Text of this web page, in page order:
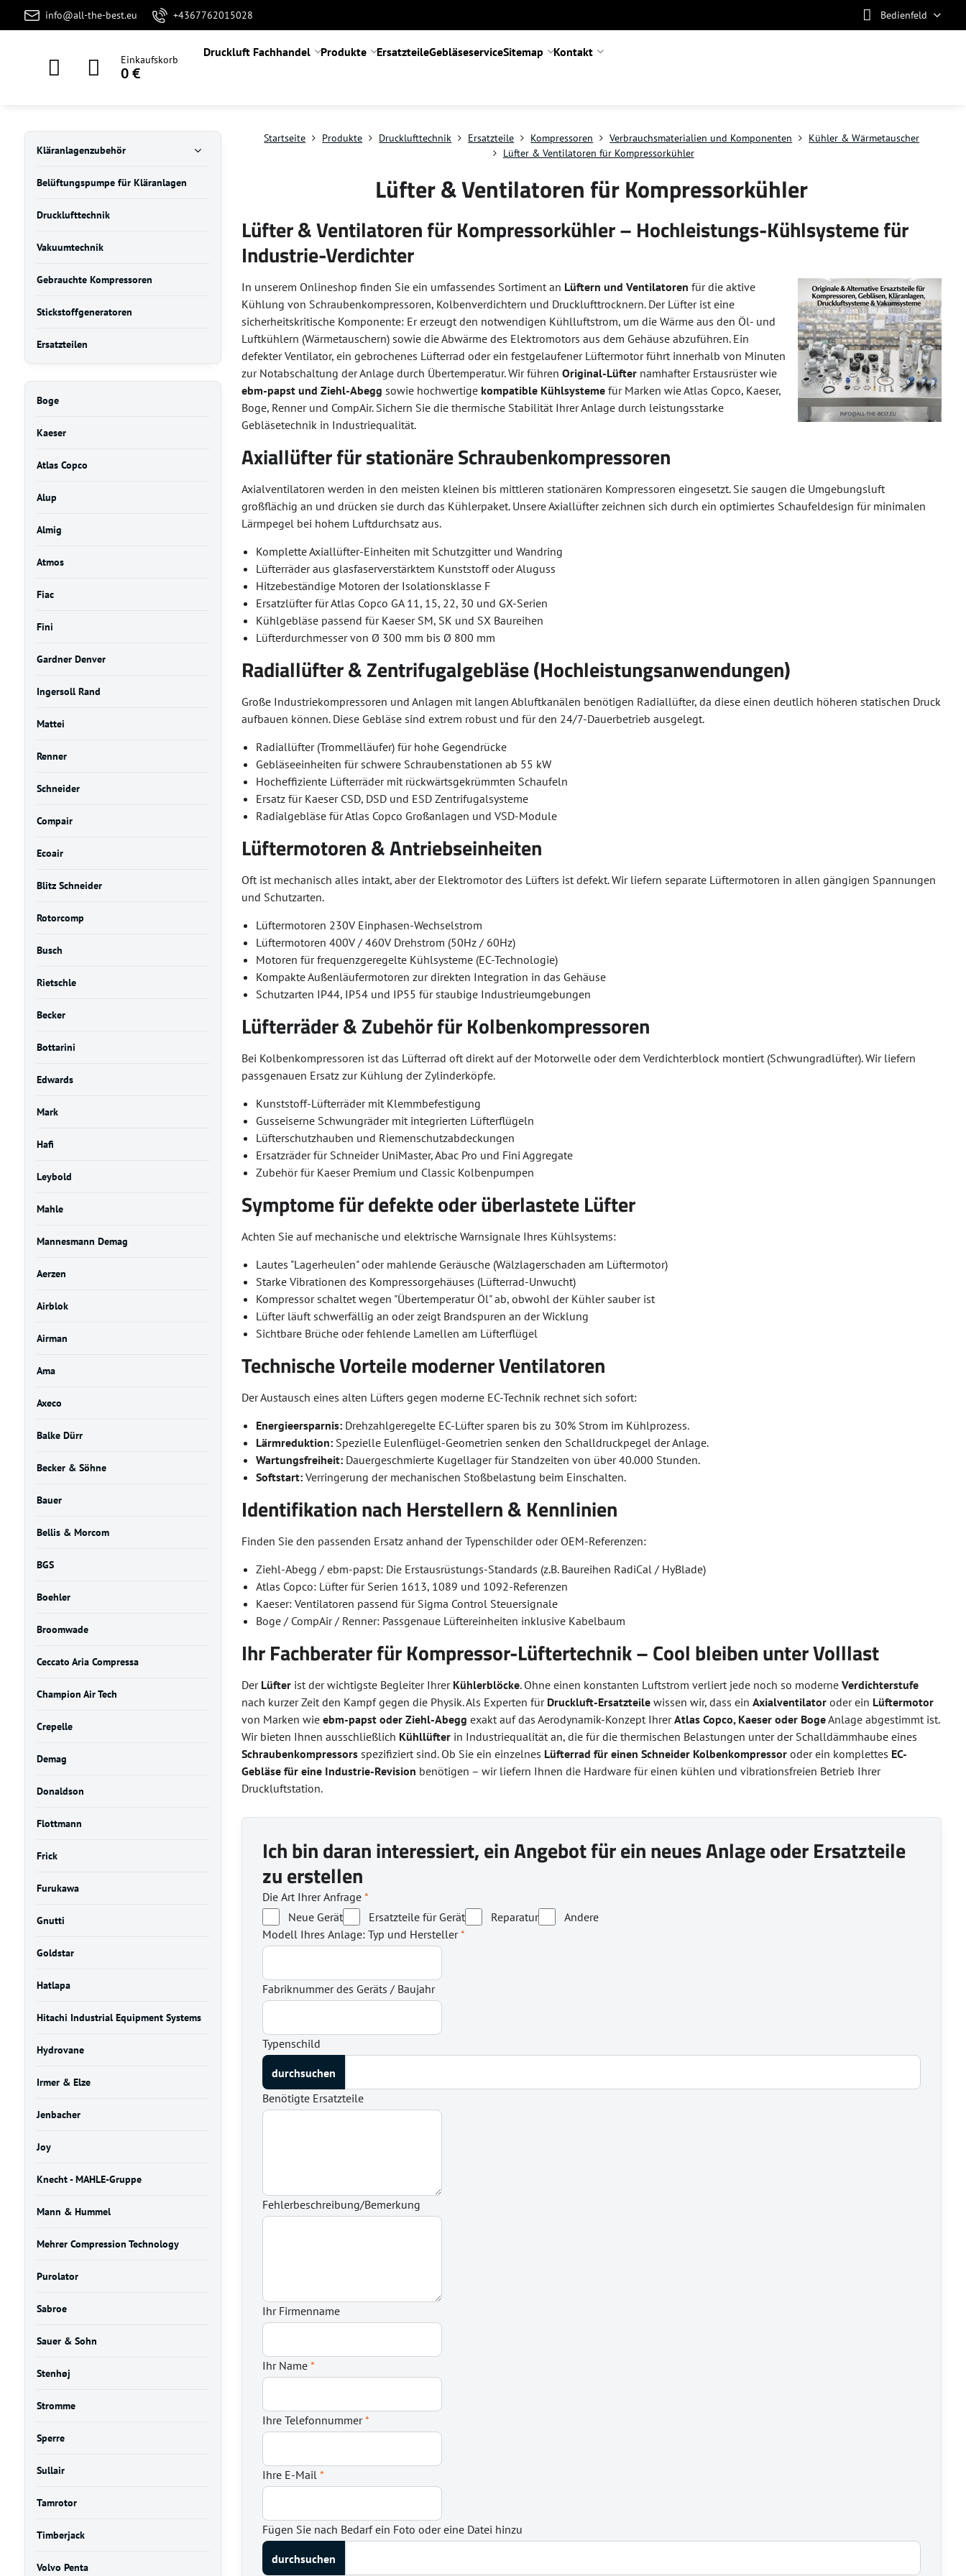
info@all-the-best.eu +4367762015028 Bedienfeld
Einkaufskorb
0 €
Druckluft Fachhandel Produkte ErsatzteileGebläseserviceSitemap Kontakt
Startseite Produkte Drucklufttechnik Ersatzteile Kompressoren Verbrauchsmaterialien und Komponenten
Kühler & Wärmetauscher
Lüfter & Ventilatoren für Kompressorkühler
Lüfter & Ventilatoren für Kompressorkühler
Lüfter & Ventilatoren für Kompressorkühler – Hochleistungs-Kühlsysteme für
Industrie-Verdichter
In unserem Onlineshop finden Sie ein umfassendes Sortiment an Lüftern und Ventilatoren für die aktive
Kühlung von Schraubenkompressoren, Kolbenverdichtern und Drucklufttrocknern. Der Lüfter ist eine
sicherheitskritische Komponente: Er erzeugt den notwendigen Kühlluftstrom, um die Wärme aus den Öl- und
Luftkühlern (Wärmetauschern) sowie die Abwärme des Elektromotors aus dem Gehäuse abzuführen. Ein
defekter Ventilator, ein gebrochenes Lüfterrad oder ein festgelaufener Lüftermotor führt innerhalb von Minuten
zur Notabschaltung der Anlage durch Übertemperatur. Wir führenOriginal-Lüfter namhafter Erstausrüster wie
ebm-papst und Ziehl-Abegg sowie hochwertige kompatible Kühlsysteme für Marken wie Atlas Copco, Kaeser,
Boge, Renner und CompAir. Sichern Sie die thermische Stabilität Ihrer Anlage durch leistungsstarke
Gebläsetechnik in Industriequalität.
Axiallüfter für stationäre Schraubenkompressoren
Axialventilatoren werden in den meisten kleinen bis mittleren stationären Kompressoren eingesetzt. Sie saugen die Umgebungsluft
großflächig an und drücken sie durch das Kühlerpaket. Unsere Axiallüfter zeichnen sich durch ein optimiertes Schaufeldesign für minimalen
Lärmpegel bei hohem Luftdurchsatz aus.
Komplette Axiallüfter-Einheiten mit Schutzgitter und Wandring
Lüfterräder aus glasfaserverstärktem Kunststoff oder Aluguss
Hitzebeständige Motoren der Isolationsklasse F
Ersatzlüfter für Atlas Copco GA 11, 15, 22, 30 und GX-Serien
Kühlgebläse passend für Kaeser SM, SK und SX Baureihen
Lüfterdurchmesser von Ø 300 mm bis Ø 800 mm
Radiallüfter & Zentrifugalgebläse (Hochleistungsanwendungen)
Große Industriekompressoren und Anlagen mit langen Abluftkanälen benötigen Radiallüfter, da diese einen deutlich höheren statischen Druck
aufbauen können. Diese Gebläse sind extrem robust und für den 24/7-Dauerbetrieb ausgelegt.
Radiallüfter (Trommelläufer) für hohe Gegendrücke
Gebläseeinheiten für schwere Schraubenstationen ab 55 kW
Hocheffiziente Lüfterräder mit rückwärtsgekrümmten Schaufeln
Ersatz für Kaeser CSD, DSD und ESD Zentrifugalsysteme
Radialgebläse für Atlas Copco Großanlagen und VSD-Module
Lüftermotoren & Antriebseinheiten
Oft ist mechanisch alles intakt, aber der Elektromotor des Lüfters ist defekt. Wir liefern separate Lüftermotoren in allen gängigen Spannungen
und Schutzarten.
Lüftermotoren 230V Einphasen-Wechselstrom
Lüftermotoren 400V / 460V Drehstrom (50Hz / 60Hz)
Motoren für frequenzgeregelte Kühlsysteme (EC-Technologie)
Kompakte Außenläufermotoren zur direkten Integration in das Gehäuse
Schutzarten IP44, IP54 und IP55 für staubige Industrieumgebungen
Lüfterräder & Zubehör für Kolbenkompressoren
Bei Kolbenkompressoren ist das Lüfterrad oft direkt auf der Motorwelle oder dem Verdichterblock montiert (Schwungradlüfter). Wir liefern
passgenauen Ersatz zur Kühlung der Zylinderköpfe.
Kunststoff-Lüfterräder mit Klemmbefestigung
Gusseiserne Schwungräder mit integrierten Lüfterflügeln
Lüfterschutzhauben und Riemenschutzabdeckungen
Ersatzräder für Schneider UniMaster, Abac Pro und Fini Aggregate
Zubehör für Kaeser Premium und Classic Kolbenpumpen
Symptome für defekte oder überlastete Lüfter
Achten Sie auf mechanische und elektrische Warnsignale Ihres Kühlsystems:
Lautes "Lagerheulen" oder mahlende Geräusche (Wälzlagerschaden am Lüftermotor)
Starke Vibrationen des Kompressorgehäuses (Lüfterrad-Unwucht)
Kompressor schaltet wegen "Übertemperatur Öl" ab, obwohl der Kühler sauber ist
Lüfter läuft schwerfällig an oder zeigt Brandspuren an der Wicklung
Sichtbare Brüche oder fehlende Lamellen am Lüfterflügel
Technische Vorteile moderner Ventilatoren
Der Austausch eines alten Lüfters gegen moderne EC-Technik rechnet sich sofort:
Energieersparnis: Drehzahlgeregelte EC-Lüfter sparen bis zu 30% Strom im Kühlprozess.
Lärmreduktion: Spezielle Eulenflügel-Geometrien senken den Schalldruckpegel der Anlage.
Wartungsfreiheit: Dauergeschmierte Kugellager für Standzeiten von über 40.000 Stunden.
Softstart: Verringerung der mechanischen Stoßbelastung beim Einschalten.
Identifikation nach Herstellern & Kennlinien
Finden Sie den passenden Ersatz anhand der Typenschilder oder OEM-Referenzen:
Ziehl-Abegg / ebm-papst: Die Erstausrüstungs-Standards (z.B. Baureihen RadiCal / HyBlade)
Atlas Copco: Lüfter für Serien 1613, 1089 und 1092-Referenzen
Kaeser: Ventilatoren passend für Sigma Control Steuersignale
Boge / CompAir / Renner: Passgenaue Lüftereinheiten inklusive Kabelbaum
Ihr Fachberater für Kompressor-Lüftertechnik – Cool bleiben unter Volllast
Der Lüfter ist der wichtigste Begleiter Ihrer Kühlerblöcke. Ohne einen konstanten Luftstrom verliert jede noch so moderneVerdichterstufe
nach kurzer Zeit den Kampf gegen die Physik. Als Experten für Druckluft-Ersatzteile wissen wir, dass einAxialventilator oder ein Lüftermotor
von Marken wieebm-papst oder Ziehl-Abegg exakt auf das Aerodynamik-Konzept IhrerAtlas Copco, Kaeser oder BogeAnlage abgestimmt ist.
Wir bieten Ihnen ausschließlich Kühllüfter in Industriequalität an, die für die thermischen Belastungen unter der Schalldämmhaube eines
Schraubenkompressors spezifiziert sind. Ob Sie ein einzelnes Lüfterrad für einen Schneider Kolbenkompressor oder ein komplettes EC-
Gebläse für eine Industrie-Revision benötigen – wir liefern Ihnen die Hardware für einen kühlen und vibrationsfreien Betrieb Ihrer
Druckluftstation.
Ich bin daran interessiert, ein Angebot für ein neues Anlage oder Ersatzteile
zu erstellen
Die Art Ihrer Anfrage*
Neue Gerät
Ersatzteile für Gerät Reparatur
Andere
Modell Ihres Anlage: Typ und Hersteller*
Fabriknummer des Geräts / Baujahr
Typenschild
Benötigte Ersatzteile
Fehlerbeschreibung/Bemerkung
Ihr Firmenname
Ihr Name*
Ihre Telefonnummer*
Ihre E-Mail*
Fügen Sie nach Bedarf ein Foto oder eine Datei hinzu
Kläranlagenzubehör
Belüftungspumpe für Kläranlagen
Drucklufttechnik
Vakuumtechnik
Gebrauchte Kompressoren
Stickstoffgeneratoren
Ersatzteilen
Boge
Kaeser
Atlas Copco
Alup
Almig
Atmos
Fiac
Fini
Gardner Denver
Ingersoll Rand
Mattei
Renner
Schneider
Compair
Ecoair
Blitz Schneider
Rotorcomp
Busch
Rietschle
Becker
Bottarini
Edwards
Mark
Hafi
Leybold
Mahle
Mannesmann Demag
Aerzen
Airblok
Airman
Ama
Axeco
Balke Dürr
Becker & Söhne
Bauer
Bellis & Morcom
BGS
Boehler
Broomwade
Ceccato Aria Compressa
Champion Air Tech
Crepelle
Demag
Donaldson
Flottmann
Frick
Furukawa
Gnutti
Goldstar
Hatlapa
Hitachi Industrial Equipment Systems
Hydrovane
Irmer & Elze
Jenbacher
Joy
Knecht - MAHLE-Gruppe
Mann & Hummel
Mehrer Compression Technology
Purolator
Sabroe
Sauer & Sohn
Stenhøj
Stromme
Sperre
Sullair
Tamrotor
Timberjack
Volvo Penta